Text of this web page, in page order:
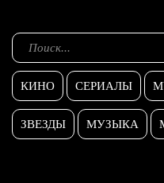
КИНО СЕРИАЛЫ
ЗВЕЗДЫ МУЗЫКА